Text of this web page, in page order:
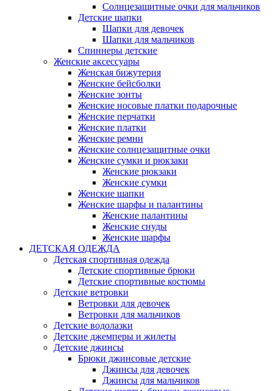
Солнцезащитные очки для мальчиков
Детские шапки
Шапки для девочек
Шапки для мальчиков
Спиннеры детские
Женские аксессуары
Женская бижутерия
Женские бейсболки
Женские зонты
Женские носовые платки подарочные
Женские перчатки
Женские платки
Женские ремни
Женские солнцезащитные очки
Женские сумки и рюкзаки
Женские рюкзаки
Женские сумки
Женские шапки
Женские шарфы и палантины
Женские палантины
Женские снуды
Женские шарфы
ДЕТСКАЯ ОДЕЖДА
Детская спортивная одежда
Детские спортивные брюки
Детские спортивные костюмы
Детские ветровки
Ветровки для девочек
Ветровки для мальчиков
Детские водолазки
Детские джемперы и жилеты
Детские джинсы
Брюки джинсовые детские
Джинсы для девочек
Джинсы для мальчиков